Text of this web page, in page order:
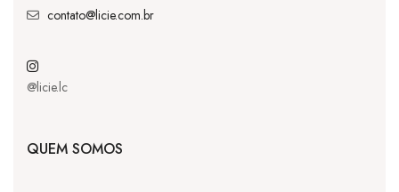
contato@licie.com.br
@licie.lc
QUEM SOMOS